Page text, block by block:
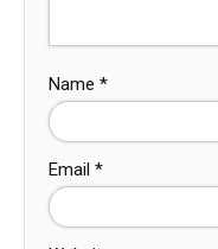
Name *
Email *